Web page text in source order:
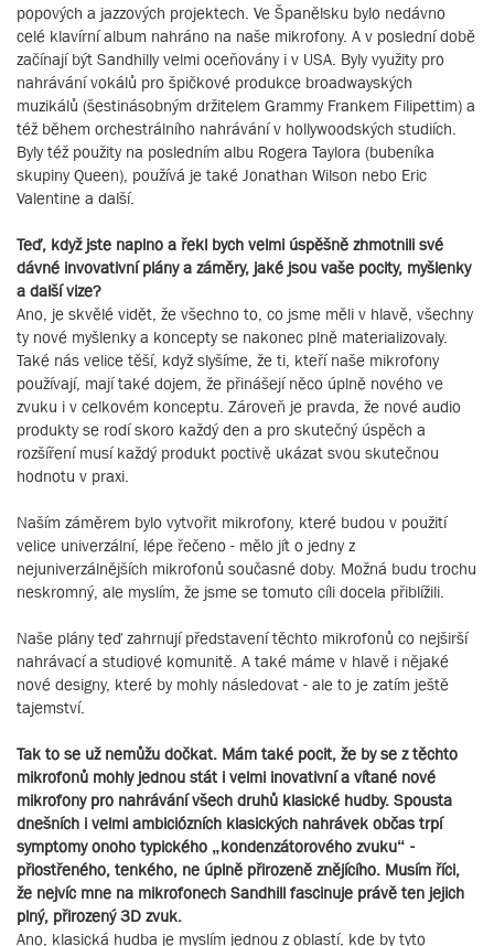
popových a jazzových projektech. Ve Španělsku bylo nedávno
celé klavírní album nahráno na naše mikrofony. A v poslední době
začínají být Sandhilly velmi oceňovány i v USA. Byly využity pro
nahrávání vokálů pro špičkové produkce broadwayských
muzikálů (šestinásobným držitelem Grammy Frankem Filipettim) a
též během orchestrálního nahrávání v hollywoodských studiích.
Byly též použity na posledním albu Rogera Taylora (bubeníka
skupiny Queen), používá je také Jonathan Wilson nebo Eric
Valentine a další.
Teď, když jste naplno a řekl bych velmi úspěšně zhmotnili své
dávné invovativní plány a záměry, jaké jsou vaše pocity, myšlenky
a další vize?
Ano, je skvělé vidět, že všechno to, co jsme měli v hlavě, všechny
ty nové myšlenky a koncepty se nakonec plně materializovaly.
Také nás velice těší, když slyšíme, že ti, kteří naše mikrofony
používají, mají také dojem, že přinášejí něco úplně nového ve
zvuku i v celkovém konceptu. Zároveň je pravda, že nové audio
produkty se rodí skoro každý den a pro skutečný úspěch a
rozšíření musí každý produkt poctivě ukázat svou skutečnou
hodnotu v praxi.
Naším záměrem bylo vytvořit mikrofony, které budou v použití
velice univerzální, lépe řečeno - mělo jít o jedny z
nejuniverzálnějších mikrofonů současné doby. Možná budu trochu
neskromný, ale myslím, že jsme se tomuto cíli docela přiblížili.
Naše plány teď zahrnují představení těchto mikrofonů co nejširší
nahrávací a studiové komunitě. A také máme v hlavě i nějaké
nové designy, které by mohly následovat - ale to je zatím ještě
tajemství.
Tak to se už nemůžu dočkat. Mám také pocit, že by se z těchto
mikrofonů mohly jednou stát i velmi inovativní a vítané nové
mikrofony pro nahrávání všech druhů klasické hudby. Spousta
dnešních i velmi ambiciózních klasických nahrávek občas trpí
symptomy onoho typického „kondenzátorového zvuku“ -
přiostřeného, tenkého, ne úplně přirozeně znějícího. Musím říci,
že nejvíc mne na mikrofonech Sandhill fascinuje právě ten jejich
plný, přirozený 3D zvuk.
Ano, klasická hudba je myslím jednou z oblastí, kde by tyto